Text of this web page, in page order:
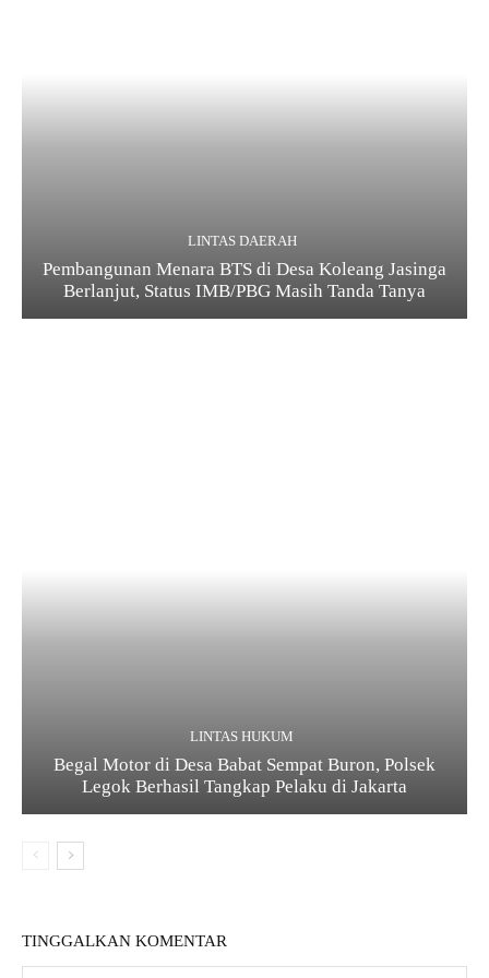
LINTAS DAERAH
Pembangunan Menara BTS di Desa Koleang Jasinga
Berlanjut, Status IMB/PBG Masih Tanda Tanya
LINTAS HUKUM
Begal Motor di Desa Babat Sempat Buron, Polsek
Legok Berhasil Tangkap Pelaku di Jakarta
TINGGALKAN KOMENTAR